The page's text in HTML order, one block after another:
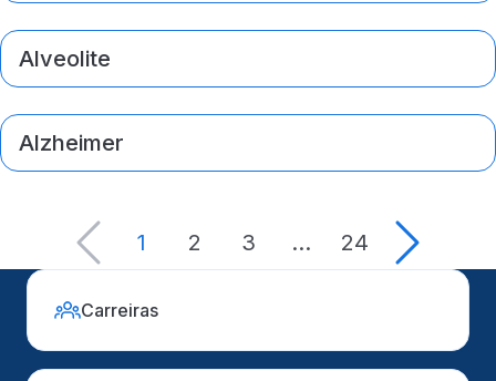
Alveolite
Alzheimer
1 2 3 … 24
Carreiras